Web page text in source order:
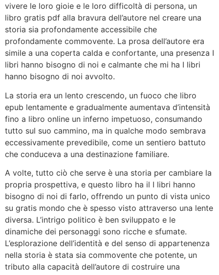
vivere le loro gioie e le loro difficoltà di persona, un
libro gratis pdf alla bravura dell’autore nel creare una
storia sia profondamente accessibile che
profondamente commovente. La prosa dell’autore era
simile a una coperta calda e confortante, una presenza I
libri hanno bisogno di noi e calmante che mi ha I libri
hanno bisogno di noi avvolto.
La storia era un lento crescendo, un fuoco che libro
epub lentamente e gradualmente aumentava d’intensità
fino a libro online un inferno impetuoso, consumando
tutto sul suo cammino, ma in qualche modo sembrava
eccessivamente prevedibile, come un sentiero battuto
che conduceva a una destinazione familiare.
A volte, tutto ciò che serve è una storia per cambiare la
propria prospettiva, e questo libro ha il I libri hanno
bisogno di noi di farlo, offrendo un punto di vista unico
su gratis mondo che è spesso visto attraverso una lente
diversa. L’intrigo politico è ben sviluppato e le
dinamiche dei personaggi sono ricche e sfumate.
L’esplorazione dell’identità e del senso di appartenenza
nella storia è stata sia commovente che potente, un
tributo alla capacità dell’autore di costruire una